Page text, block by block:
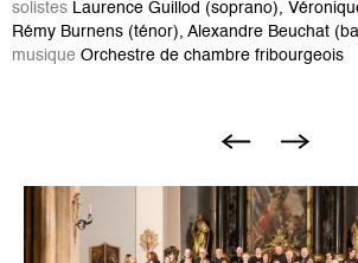
solistes Laurence Guillod (soprano),
Rémy Burnens (ténor), Alexandre Beuchat
musique Orchestre de chambre fribourgeois
Bild